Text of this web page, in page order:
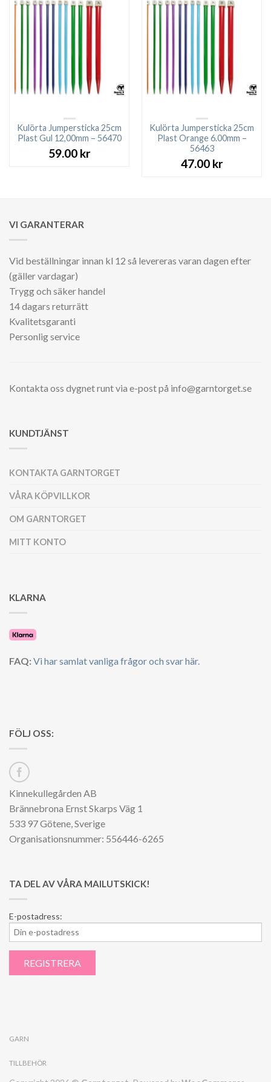
Kulörta Jumpersticka 25cm
Plast Gul 12,00mm – 56470
59.00 kr
Kulörta Jumpersticka 25cm
Plast Orange 6.00mm –
56463
47.00 kr
VI GARANTERAR
Vid beställningar innan kl 12 så levereras varan dagen efter
(gäller vardagar)
Trygg och säker handel
14 dagars returrätt
Kvalitetsgaranti
Personlig service
Kontakta oss dygnet runt via e-post på info@garntorget.se
KUNDTJÄNST
KONTAKTA GARNTORGET
VÅRA KÖPVILLKOR
OM GARNTORGET
MITT KONTO
KLARNA
FAQ:Vi har samlat vanliga frågor och svar här.
FÖLJ OSS:
Kinnekullegården AB
Brännebrona Ernst Skarps Väg 1
533 97 Götene, Sverige
Organisationsnummer: 556446-6265
TA DEL AV VÅRA MAILUTSKICK!
E-postadress:
GARN
TILLBEHÖR